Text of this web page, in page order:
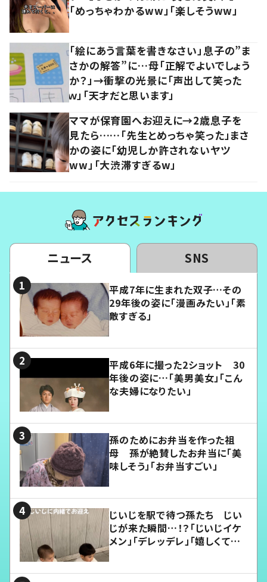
「めっちゃわかるww」「楽しそうww」
「絵にあう言葉を書きなさい」息子の”ま
さかの解答”に…母「正解でよいでしょう
か？」→衝撃の光景に「声出して笑った
ｗ」「天才だと思います」
ママが保育園へお迎えに→2歳息子を
見たら……「先生とめっちゃ笑った」まさ
かの姿に「幼児しか許されないヤツ
ww」「大渋滞すぎるw」
ニュース SNS
平成7年に生まれた双子…その
29年後の姿に「漫画みたい」「素
敵すぎる」
平成6年に撮った2ショット 30
年後の姿に…「美男美女」「こん
な夫婦になりたい」
孫のためにお弁当を作った祖
母 孫が絶賛したお弁当に「美
味しそう」「お弁当すごい」
じいじを駅で待つ孫たち じい
じが来た瞬間…！？「じいじイケ
メン」「デレッデレ」「嬉しくて可